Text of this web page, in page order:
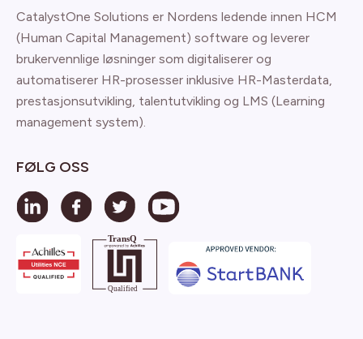
CatalystOne Solutions er Nordens ledende innen HCM
(Human Capital Management) software og leverer
brukervennlige løsninger som digitaliserer og
automatiserer HR-prosesser inklusive HR-Masterdata,
prestasjonsutvikling, talentutvikling og LMS (Learning
management system).
FØLG OSS